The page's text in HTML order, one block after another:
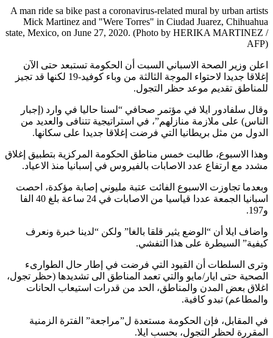
A man ride sa bike past a coronavirus-related mural by urban artists
Mick Martinez and "Were Torres" in Ciudad Juarez, Chihuahua
state, Mexico, on June 27, 2020. (Photo by HERIKA MARTINEZ /
AFP)
اعلن وزير الصحة الاسباني السبت أن الحكومة تستبعد حتى الآن
إغلاقا جديدا لاحتواء الموجة الثالثة من وباء كوفيد-19 لكنها قد تجيز
للمناطق تقديم موعد حظر التجول.
وقال سلفادور ايلا في مؤتمر صحافي “لسنا حاليا في وارد (إجبار
الناس) على ملازمة منازلهم”، في استراتيجية تتنافى والعديد من
الدول من مثل بريطانيا التي فرضت إغلاقا جديدا على سكانها.
وهذا الاسبوع، طالبت خمس مناطق الحكومة المركزية بتطبيق إغلاق
مشدد مع ارتفاع عدد الاصابات بالفيروس في إسبانيا منذ الاعياد.
وبعدما تجاوزت الاسبوع الفائت عتبة مليوني إصابة مؤكدة، احصت
اسبانيا الجمعة عددا قياسيا من الاصابات في 24 ساعة بلغ 40 الفا
و197.
واضاف ايلا أن “الوضع يثير قلقا بالغا” ولكن “لدينا خبرة ونعرف
كيفية” السيطرة على هذا التفشي.
وترى السلطات أن القيود التي فرضت في إطار حال الطوارىء
الصحية حتى ايار/مايو والتي تعمد المناطق الى تشديدها (حظر تجول،
اغلاق بعض المدن والمناطق، الحد من قدرات استيعاب الحانات
والمطاعم) تبدو كافية.
في المقابل، فإن الحكومة مستعدة ل”مراجعة” الفترة الزمنية
المقررة لحظر التجول، بحسب ايلا.